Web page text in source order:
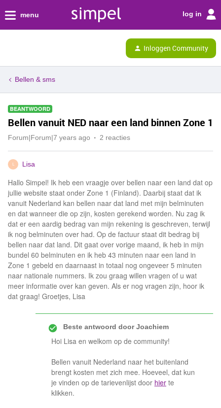
menu log in
Inloggen Community
Bellen & sms
BEANTWOORD
Bellen vanuit NED naar een land binnen Zone 1
Forum|Forum|7 years ago 2 reacties
L Lisa
Hallo Simpel! Ik heb een vraagje over bellen naar een land dat op
jullie website staat onder Zone 1 (Finland). Daarbij staat dat ik
vanuit Nederland kan bellen naar dat land met mijn belminuten
en dat wanneer die op zijn, kosten gerekend worden. Nu zag ik
dat er een aardig bedrag van mijn rekening is geschreven, terwijl
ik nog belminuten over had. Op de factuur staat dit bedrag bij
bellen naar dat land. Dit gaat over vorige maand, ik heb in mijn
bundel 60 belminuten en ik heb 43 minuten naar een land in
Zone 1 gebeld en daarnaast in totaal nog ongeveer 5 minuten
naar nationale nummers. Ik zou graag willen vragen of u wat
meer informatie over kan geven. Als er nog vragen zijn, hoor ik
dat graag! Groetjes, Lisa
Beste antwoord doorJoachiem
Hoi Lisa en welkom op de community!
Bellen vanuit Nederland naar het buitenland
brengt kosten met zich mee. Hoeveel, dat kun
je vinden op de tarievenlijst door hier te
klikken.